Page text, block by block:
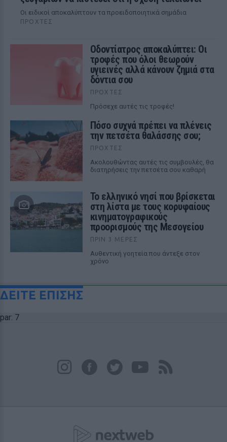
Οι ειδικοί αποκαλύπτουν τα προειδοποιητικά σημάδια
ΠΡΟΧΤΈΣ
Οδοντίατρος αποκαλύπτει: Οι
τροφές που όλοι θεωρούν
υγιεινές αλλά κάνουν ζημιά στα
δόντια σου
ΠΡΟΧΤΈΣ
Πρόσεχε αυτές τις τροφές!
Πόσο συχνά πρέπει να πλένεις
την πετσέτα θαλάσσης σου;
ΠΡΟΧΤΈΣ
Ακολουθώντας αυτές τις συμβουλές, θα
διατηρήσεις την πετσέτα σου καθαρή
Το ελληνικό νησί που βρίσκεται
στη λίστα με τους κορυφαίους
κινηματογραφικούς
προορισμούς της Μεσογείου
ΠΡΙΝ 3 ΜΈΡΕΣ
Αυθεντική γοητεία που άντεξε στον
χρόνο
ΔΕΙΤΕ ΕΠΙΣΗΣ
par: 7